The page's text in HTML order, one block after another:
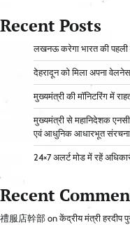
Recent Posts
लखनऊ करेगा भारत की पहली
देहरादून को मिला अपना
मुख्यमंत्री की मॉनिटरिंग में
मुख्यमंत्री से महानिदेशक
एवं आधुनिक आधारभूत संरचना
24×7 अलर्ट मोड में रहें
Recent
禮服店幹部 onकेंद्रीय मंत्री हरदीप